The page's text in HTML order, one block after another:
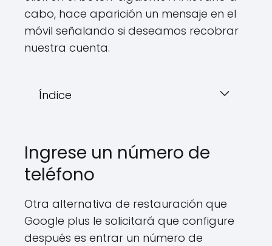
cabo, hace aparición un mensaje en el
móvil señalando si deseamos recobrar
nuestra cuenta.
Índice
Ingrese un número de
teléfono
Otra alternativa de restauración que
Google plus le solicitará que configure
después es entrar un número de